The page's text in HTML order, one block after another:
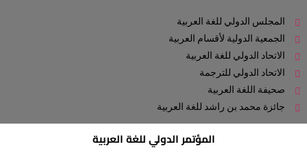
المجلس الدولي للغة العربية
الجمعية الدولية لأقسام العربية
الاتحاد الدولي للغة العربية
الاتحاد الدولي للترجمة
صحيفة اللغة العربية
جائزة محمد بن راشد للغة العربية
المؤتمر الدولي للغة العربية